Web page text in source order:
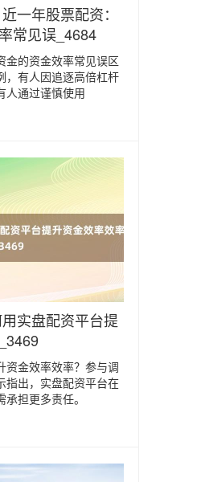
一年股票配资：
常见误_4684
金的资金效率常见误区
，有人因追逐高倍杠杆
人通过谨慎使用
实盘配资平台提
资金效率效率？参与调
指出，实盘配资平台在
担更多责任。